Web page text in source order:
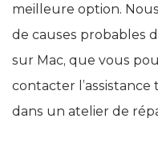
meilleure option.
de causes probables
sur Mac, que vous
contacter
dans un atelier de